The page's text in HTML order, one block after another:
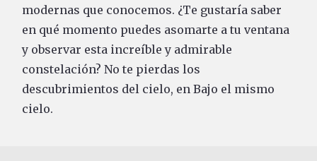
modernas que conocemos. ¿Te gustaría saber
en qué momento puedes asomarte a tu ventana
y observar esta increíble y admirable
constelación? No te pierdas los
descubrimientos del cielo, en Bajo el mismo
cielo.